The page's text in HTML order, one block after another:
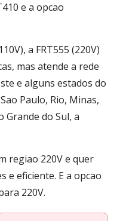
e a opcao
a FRT555 (220V)
mas atende a rede
e alguns estados do
Paulo, Rio, Minas,
Grande do Sul, a
regiao 220V e quer
e eficiente. E a opcao
220V.